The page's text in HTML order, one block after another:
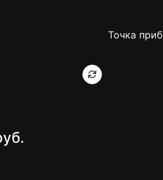
Точка